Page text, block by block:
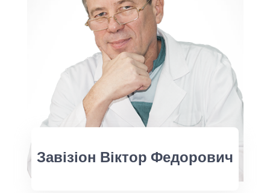
Завізіон Віктор Федорович